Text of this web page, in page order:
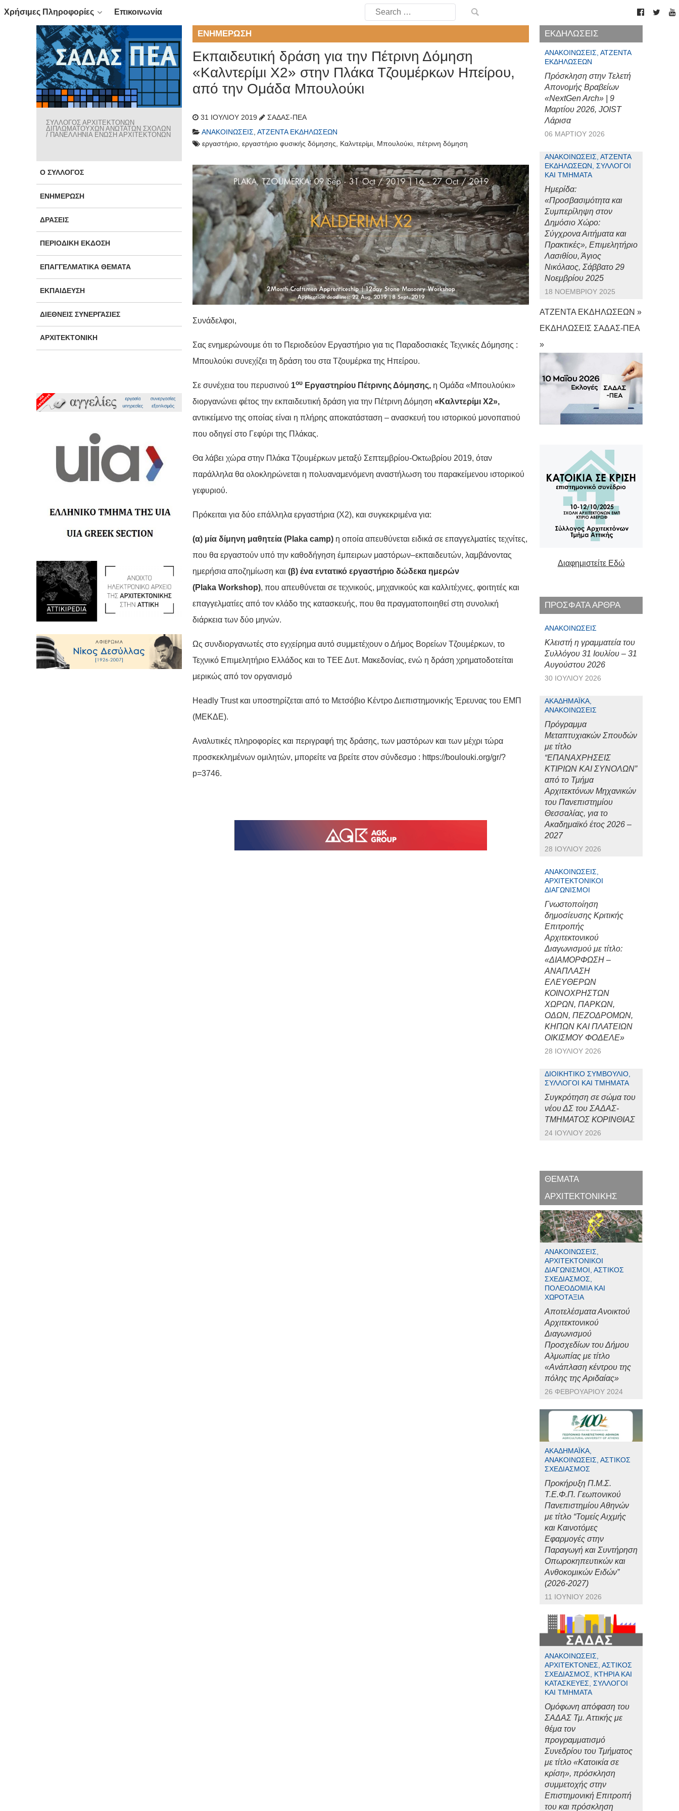
Χρήσιμες Πληροφορίες Επικοινωνία
Search
for:
ΣΥΛΛΟΓΟΣ ΑΡΧΙΤΕΚΤΟΝΩΝ
ΔΙΠΛΩΜΑΤΟΥΧΩΝ ΑΝΩΤΑΤΩΝ ΣΧΟΛΩΝ
/ ΠΑΝΕΛΛΗΝΙΑ ΕΝΩΣΗ ΑΡΧΙΤΕΚΤΟΝΩΝ
Ο ΣΎΛΛΟΓΟΣ
ΕΝΗΜΈΡΩΣΗ
ΔΡΆΣΕΙΣ
ΠΕΡΙΟΔΙΚΉ ΈΚΔΟΣΗ
ΕΠΑΓΓΕΛΜΑΤΙΚΆ ΘΈΜΑΤΑ
ΕΚΠΑΊΔΕΥΣΗ
ΔΙΕΘΝΕΊΣ ΣΥΝΕΡΓΑΣΊΕΣ
ΑΡΧΙΤΕΚΤΟΝΙΚΉ
ΕΝΗΜΈΡΩΣΗ
Εκπαιδευτική δράση για την Πέτρινη Δόμηση
«Καλντερίμι Χ2» στην Πλάκα Τζουμέρκων Ηπείρου,
από την Ομάδα Μπουλούκι
31 ΙΟΥΛΊΟΥ 2019
ΣΑΔΑΣ-ΠΕΑ
ΑΝΑΚΟΙΝΏΣΕΙΣ, ΑΤΖΈΝΤΑ ΕΚΔΗΛΏΣΕΩΝ
εργαστήριο, εργαστήριο φυσικής δόμησης, Καλντερίμι, Μπουλούκι, πέτρινη δόμηση
Συνάδελφοι,
Σας ενημερώνουμε ότι το Περιοδεύον Εργαστήριο για τις Παραδοσιακές Τεχνικές Δόμησης :
Μπουλούκι συνεχίζει τη δράση του στα Τζουμέρκα της Ηπείρου.
Σε συνέχεια του περυσινού 1ουΕργαστηρίου Πέτρινης Δόμησης, η Ομάδα «Μπουλούκι»
διοργανώνει φέτος την εκπαιδευτική δράση για την Πέτρινη Δόμηση «Καλντερίμι Χ2»,
αντικείμενο της οποίας είναι η πλήρης αποκατάσταση – ανασκευή του ιστορικού μονοπατιού
που οδηγεί στο Γεφύρι της Πλάκας.
Θα λάβει χώρα στην Πλάκα Τζουμέρκων μεταξύ Σεπτεμβρίου-Οκτωβρίου 2019, όταν
παράλληλα θα ολοκληρώνεται η πολυαναμενόμενη αναστήλωση του παρακείμενου ιστορικού
γεφυριού.
Πρόκειται για δύο επάλληλα εργαστήρια (X2), και συγκεκριμένα για:
(α) μία δίμηνη μαθητεία (Plaka camp)η οποία απευθύνεται ειδικά σε επαγγελματίες τεχνίτες,
που θα εργαστούν υπό την καθοδήγηση έμπειρων μαστόρων–εκπαιδευτών, λαμβάνοντας
ημερήσια αποζημίωση και (β) ένα εντατικό εργαστήριο δώδεκα ημερών
(Plaka Workshop), που απευθύνεται σε τεχνικούς, μηχανικούς και καλλιτέχνες, φοιτητές και
επαγγελματίες από τον κλάδο της κατασκευής, που θα πραγματοποιηθεί στη συνολική
διάρκεια των δύο μηνών.
Ως συνδιοργανωτές στο εγχείρημα αυτό συμμετέχουν ο Δήμος Βορείων Τζουμέρκων, το
Τεχνικό Επιμελητήριο Ελλάδος και το ΤΕΕ Δυτ. Μακεδονίας, ενώ η δράση χρηματοδοτείται
μερικώς από τον οργανισμό
Headly Trustκαι υποστηρίζεται από το Μετσόβιο Κέντρο Διεπιστημονικής Έρευνας του ΕΜΠ
(ΜΕΚΔΕ).
Αναλυτικές πληροφορίες και περιγραφή της δράσης, των μαστόρων και των μέχρι τώρα
προσκεκλημένων ομιλητών, μπορείτε να βρείτε στον σύνδεσμο : https://boulouki.org/gr/?
p=3746.
ΕΚΔΗΛΩΣΕΙΣ
ΑΝΑΚΟΙΝΏΣΕΙΣ, ΑΤΖΈΝΤΑ
ΕΚΔΗΛΏΣΕΩΝ
Πρόσκληση στην Τελετή
Απονομής Βραβείων
«NextGen Arch» | 9
Μαρτίου 2026, JOIST
Λάρισα
06 ΜΑΡΤΊΟΥ 2026
ΑΝΑΚΟΙΝΏΣΕΙΣ, ΑΤΖΈΝΤΑ
ΕΚΔΗΛΏΣΕΩΝ, ΣΎΛΛΟΓΟΙ
ΚΑΙ ΤΜΉΜΑΤΑ
Ημερίδα:
«Προσβασιμότητα και
Συμπερίληψη στον
Δημόσιο Χώρο:
Σύγχρονα Αιτήματα και
Πρακτικές», Επιμελητήριο
Λασιθίου, Άγιος
Νικόλαος, Σάββατο 29
Νοεμβρίου 2025
18 ΝΟΕΜΒΡΊΟΥ 2025
ΑΤΖΕΝΤΑ ΕΚΔΗΛΩΣΕΩΝ »
ΕΚΔΗΛΩΣΕΙΣ ΣΑΔΑΣ-ΠΕΑ
»
Διαφημιστείτε Εδώ
ΠΡΟΣΦΑΤΑ ΑΡΘΡΑ
ΑΝΑΚΟΙΝΏΣΕΙΣ
Κλειστή η γραμματεία του
Συλλόγου 31 Ιουλίου – 31
Αυγούστου 2026
30 ΙΟΥΛΊΟΥ 2026
ΑΚΑΔΗΜΑΪΚΆ,
ΑΝΑΚΟΙΝΏΣΕΙΣ
Πρόγραμμα
Μεταπτυχιακών Σπουδών
με τίτλο
“ΕΠΑΝΑΧΡΗΣΕΙΣ
ΚΤΙΡΙΩΝ ΚΑΙ ΣΥΝΟΛΩΝ”
από το Τμήμα
Αρχιτεκτόνων Μηχανικών
του Πανεπιστημίου
Θεσσαλίας, για το
Ακαδημαϊκό έτος 2026 –
2027
28 ΙΟΥΛΊΟΥ 2026
ΑΝΑΚΟΙΝΏΣΕΙΣ,
ΑΡΧΙΤΕΚΤΟΝΙΚΟΊ
ΔΙΑΓΩΝΙΣΜΟΊ
Γνωστοποίηση
δημοσίευσης Κριτικής
Επιτροπής
Αρχιτεκτονικού
Διαγωνισμού με τίτλο:
«ΔΙΑΜΟΡΦΩΣΗ –
ΑΝΑΠΛΑΣΗ
ΕΛΕΥΘΕΡΩΝ
ΚΟΙΝΟΧΡΗΣΤΩΝ
ΧΩΡΩΝ, ΠΑΡΚΩΝ,
ΟΔΩΝ, ΠΕΖΟΔΡΟΜΩΝ,
ΚΗΠΩΝ ΚΑΙ ΠΛΑΤΕΙΩΝ
ΟΙΚΙΣΜΟΥ ΦΟΔΕΛΕ»
28 ΙΟΥΛΊΟΥ 2026
ΔΙΟΙΚΗΤΙΚΌ ΣΥΜΒΟΎΛΙΟ,
ΣΎΛΛΟΓΟΙ ΚΑΙ ΤΜΉΜΑΤΑ
Συγκρότηση σε σώμα του
νέου ΔΣ του ΣΑΔΑΣ-
ΤΜΗΜΑΤΟΣ ΚΟΡΙΝΘΙΑΣ
24 ΙΟΥΛΊΟΥ 2026
ΘΕΜΑΤΑ
ΑΡΧΙΤΕΚΤΟΝΙΚΗΣ
ΑΝΑΚΟΙΝΏΣΕΙΣ,
ΑΡΧΙΤΕΚΤΟΝΙΚΟΊ
ΔΙΑΓΩΝΙΣΜΟΊ, ΑΣΤΙΚΌΣ
ΣΧΕΔΙΑΣΜΌΣ,
ΠΟΛΕΟΔΟΜΊΑ ΚΑΙ
ΧΩΡΟΤΑΞΊΑ
Αποτελέσματα Ανοικτού
Αρχιτεκτονικού
Διαγωνισμού
Προσχεδίων του Δήμου
Αλμωπίας με τίτλο
«Ανάπλαση κέντρου της
πόλης της Αριδαίας»
26 ΦΕΒΡΟΥΑΡΊΟΥ 2024
ΑΚΑΔΗΜΑΪΚΆ,
ΑΝΑΚΟΙΝΏΣΕΙΣ, ΑΣΤΙΚΌΣ
ΣΧΕΔΙΑΣΜΌΣ
Προκήρυξη Π.Μ.Σ.
Τ.Ε.Φ.Π. Γεωπονικού
Πανεπιστημίου Αθηνών
με τίτλο “Τομείς Αιχμής
και Καινοτόμες
Εφαρμογές στην
Παραγωγή και Συντήρηση
Οπωροκηπευτικών και
Ανθοκομικών Ειδών”
(2026-2027)
11 ΙΟΥΝΊΟΥ 2026
ΑΝΑΚΟΙΝΏΣΕΙΣ,
ΑΡΧΙΤΈΚΤΟΝΕΣ, ΑΣΤΙΚΌΣ
ΣΧΕΔΙΑΣΜΌΣ, ΚΤΉΡΙΑ ΚΑΙ
ΚΑΤΑΣΚΕΥΈΣ, ΣΎΛΛΟΓΟΙ
ΚΑΙ ΤΜΉΜΑΤΑ
Ομόφωνη απόφαση του
ΣΑΔΑΣ Τμ. Αττικής με
θέμα τον
προγραμματισμό
Συνεδρίου του Τμήματος
με τίτλο «Κατοικία σε
κρίση», πρόσκληση
συμμετοχής στην
Επιστημονική Επιτροπή
του και πρόσκληση